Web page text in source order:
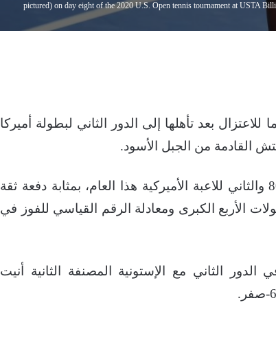
pictured) on day eight of the 2020 U.S. Open tennis tournament at USTA
بعد تأهلها إلى الدور الثاني لبطولة أميركا
وسيكون هذا الانتصار، على كوفينيتش المصنفة 80 والثاني للاعبة الأميركية هذا العام، بمثابة دفعة ثقة
إلى تحقيق لقبها 24 في البطولات الأربع الكبرى ومعادلة الرقم القياسي للفوز في
الثاني مع الإستونية المصنفة الثانية أنيت